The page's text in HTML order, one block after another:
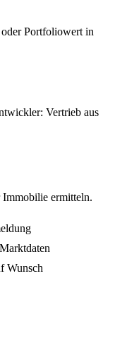
Portfoliowert in
Vertrieb aus
ermitteln.
Wunsch